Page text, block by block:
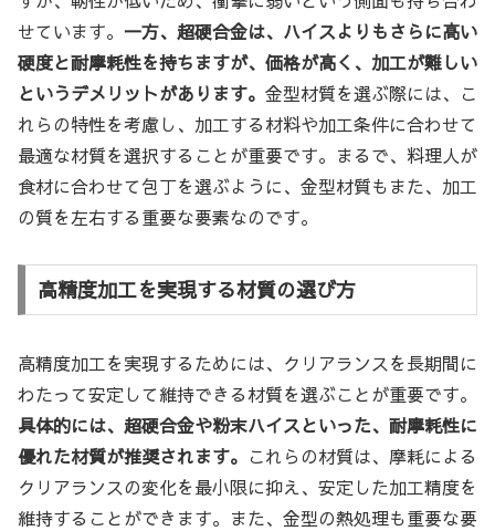
せています。 一方、超硬合金は、ハイスよりもさらに高い
硬度と耐摩耗性を持ちますが、価格が高く、加工が難しい
というデメリットがあります。 金型材質を選ぶ際には、こ
れらの特性を考慮し、加工する材料や加工条件に合わせて
最適な材質を選択することが重要です。まるで、料理人が
食材に合わせて包丁を選ぶように、金型材質もまた、加工
の質を左右する重要な要素なのです。
高精度加工を実現する材質の選び方
高精度加工を実現するためには、クリアランスを長期間に
わたって安定して維持できる材質を選ぶことが重要です。
具体的には、超硬合金や粉末ハイスといった、耐摩耗性に
優れた材質が推奨されます。 これらの材質は、摩耗による
クリアランスの変化を最小限に抑え、安定した加工精度を
維持することができます。また、金型の熱処理も重要な要